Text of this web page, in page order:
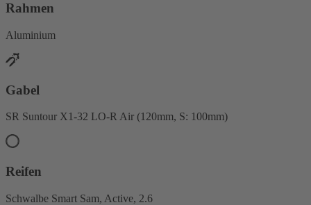
Rahmen
Aluminium
Gabel
SR Suntour X1-32 LO-R Air (120mm, S: 100mm)
Reifen
Schwalbe Smart Sam, Active, 2.6